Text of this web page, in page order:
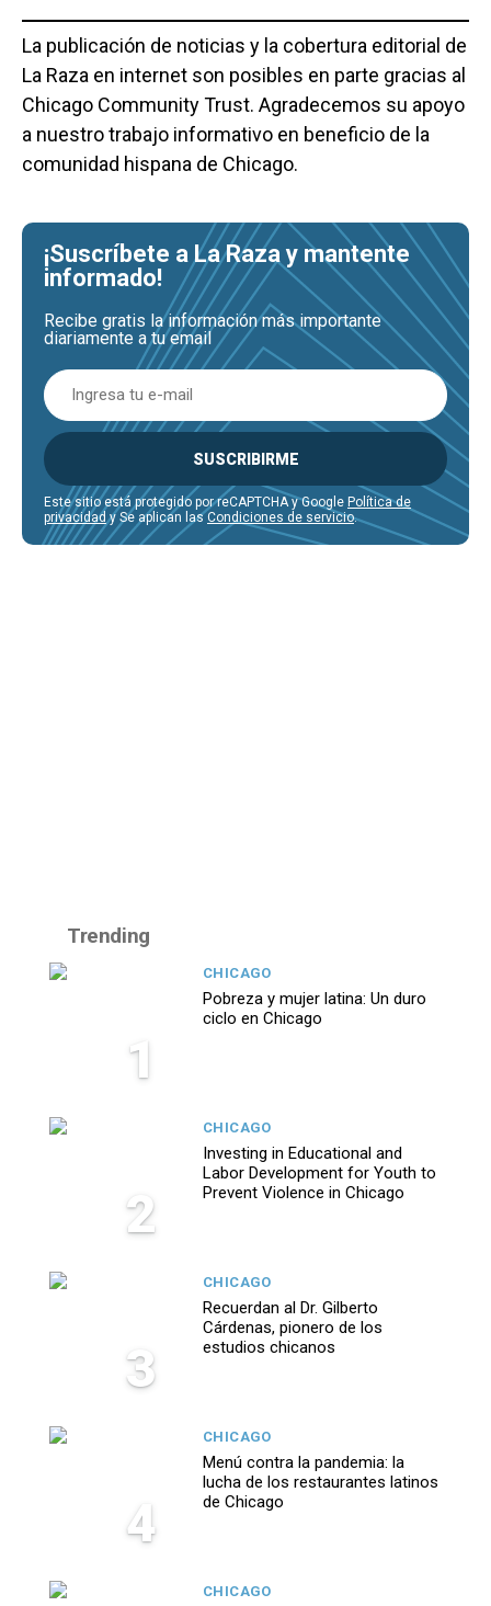
La publicación de noticias y la cobertura editorial de
La Raza en internet son posibles en parte gracias al
Chicago Community Trust. Agradecemos su apoyo
a nuestro trabajo informativo en beneficio de la
comunidad hispana de Chicago.
¡Suscríbete a La Raza y mantente
informado!
Recibe gratis la información más importante
diariamente a tu email
SUSCRIBIRME
Este sitio está protegido por reCAPTCHA y Google Política de
privacidad y Se aplican lasCondiciones de servicio.
Trending
1
CHICAGO
Pobreza y mujer latina: Un duro
ciclo en Chicago
2
CHICAGO
Investing in Educational and
Labor Development for Youth to
Prevent Violence in Chicago
3
CHICAGO
Recuerdan al Dr. Gilberto
Cárdenas, pionero de los
estudios chicanos
4
CHICAGO
Menú contra la pandemia: la
lucha de los restaurantes latinos
de Chicago
CHICAGO